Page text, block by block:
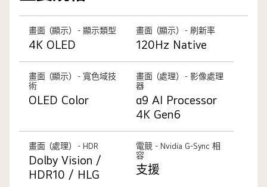
畫面（顯示） - 顯示類型
4K OLED
畫面（顯示） - 刷新率
120Hz Native
畫面（顯示） - 寬色域技
術
OLED Color
畫面（處理） - 影像處理
器
α9 AI Processor
4K Gen6
畫面（處理） - HDR
Dolby Vision /
HDR10 / HLG
電競 - Nvidia G-Sync 相
容
支援